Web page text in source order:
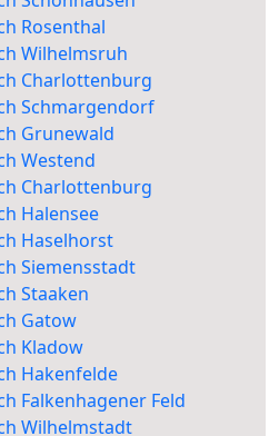
Rosenthal
Wilhelmsruh
Charlottenburg
Schmargendorf
Grunewald
Westend
Charlottenburg
Halensee
Haselhorst
Siemensstadt
Staaken
Gatow
Kladow
Hakenfelde
Falkenhagener Feld
Wilhelmstadt